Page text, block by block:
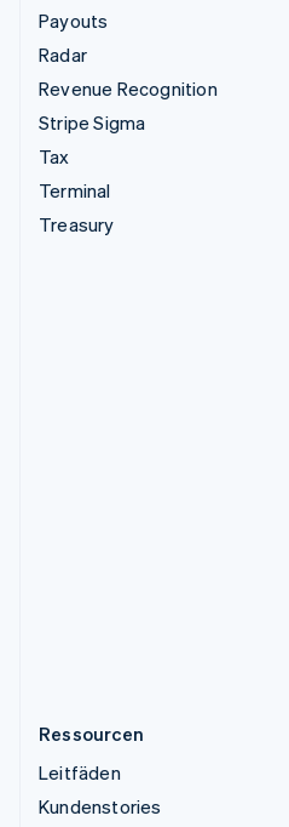
Payouts
Radar
Revenue Recognition
Stripe Sigma
Tax
Terminal
Treasury
Ressourcen
Leitfäden
Kundenstories